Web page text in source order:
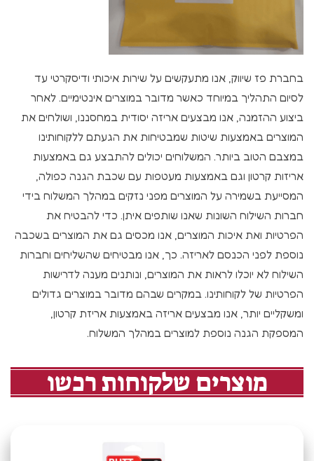
בחברת פז שיווק, אנו מתעקשים על שירות איכותי ודיסקרטי עד
לסיום התהליך במיוחד כאשר מדובר במוצרים אינטימיים. לאחר
ביצוע ההזמנה, אנו מבצעים אריזה יסודית במחסננו, ושולחים את
המוצרים באמצעות שיטות שמבטיחות את הגעתם ללקוחותינו
במצבם הטוב ביותר. המשלוחים יכולים להתבצע גם באמצעות
אריזות קרטון וגם באמצעות מעטפות עם שכבת הגנה כפולה,
המסייעת בשמירה על המוצרים מפני נזקים במהלך המשלוח בידי
חברות השילוח השונות שאנו שותפים איתן. כדי להבטיח את
הפרטיות ואת איכות המוצרים, אנו מכסים גם את המוצרים בשכבה
נוספת לפני הכנסם לאריזה. כך, אנו מבטיחים שהשליחים וחברות
השילוח לא יוכלו לראות את המוצרים, ונותנים מענה לדרישות
הפרטיות של לקוחותינו. במקרים שבהם מדובר במוצרים גדולים
ומשקליים יותר, אנו מבצעים אריזה באמצעות אריזת קרטון,
המספקת הגנה נוספת למוצרים במהלך המשלוח.
מוצרים שלקוחות רכשו